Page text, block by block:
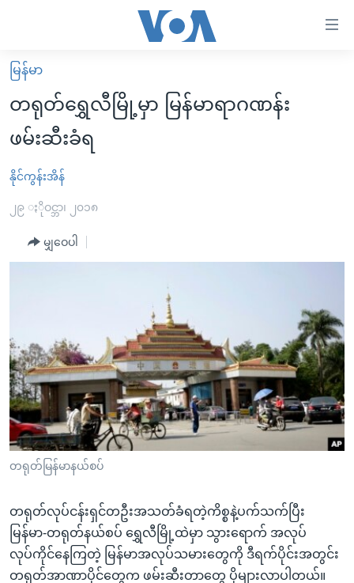
လွယ်ကူ
စေ
သည့်
များ
ပင်မ
ပင်မ
အ
ညွန်း
စာမျက်နှာ
သို့
ကျော်
ကြည့်
ရှာဖွေ
ရန်
နေရာ
သို့
မူလစာမျက်နှာ
မြန်မာ
ကမ္ဘာ့သတင်းများ
နိုင်ငံတကာ
အစ္စရေး-ပါလက်စတိုင်း
ဗွီဒီယို
အင်္ဂလိပ်စာလေ့လာမယ်
ရုပ်ရှင်ထဲက အင်္ဂလိပ်စာ
သုတပဒေသာ အင်္ဂလိပ်စာ
ရေဒီယိုနှင့်ရုပ်သံ အချက်အလက်များ
ရေဒီယို/တီဗွီအစီအစဉ်
Learning English
ဗွီအိုအေ လူမှုကွန်ယက်များ
ဘာသာစကားများ
မြန်မာ
တရုတ်ရွှေလီမြို့မှာ မြန်မာရာဂဏန်း
ဖမ်းဆီးခံရ
နိုင်ကွန်းအိန်
၂၉ ႏိုဝင္ဘာ၊ ၂၀၁၈
မျှဝေပါ
တရုတ်မြန်မာနယ်စပ်
တရုတ်လုပ်ငန်းရှင်တဦးအသတ်ခံရတဲ့ကိစ္စနဲ့ပက်သက်ပြီး
မြန်မာ-တရုတ်နယ်စပ် ရွှေလီမြို့ထဲမှာ သွားရောက် အလုပ်
လုပ်ကိုင်နေကြတဲ့ မြန်မာအလုပ်သမားတွေကို ဒီရက်ပိုင်းအတွင်း
တရုတ်အာဏာပိုင်တွေက ဖမ်းဆီးတာတွေ ပိုများလာပါတယ်။